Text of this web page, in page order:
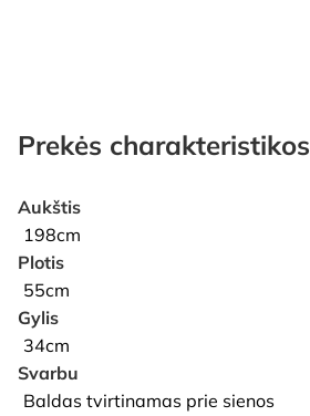
Prekės charakteristikos
Aukštis
198cm
Plotis
55cm
Gylis
34cm
Svarbu
Baldas tvirtinamas prie sienos